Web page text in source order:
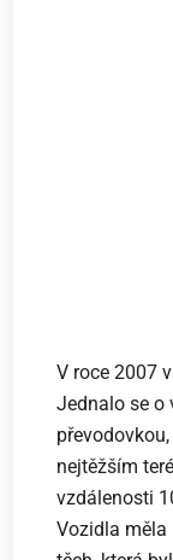
V roce 2007
Jednalo se o
nejtěžším
vzdálenosti
Vozidla měla